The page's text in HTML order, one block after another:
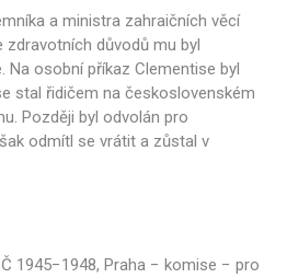
a ministra zahraičních věcí
zdravotních důvodů mu byl
Na osobní příkaz Clementise byl
stal řidičem na československém
Později byl odvolán pro
odmítl se vrátit a zůstal v
1945−1948, Praha − komise − pro